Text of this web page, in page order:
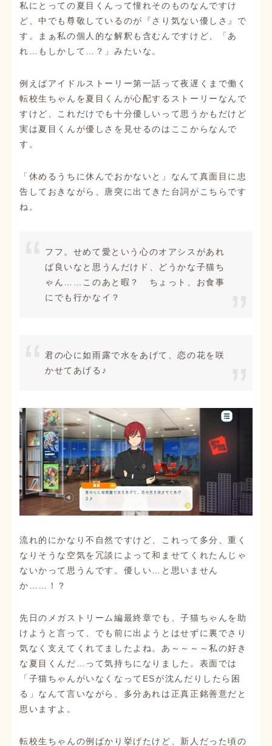
私にとっての夏目くんって憧れそのものなんですけ
ど、中でも尊敬しているのが『さり気ない優しさ』で
す。まぁ私の個人的な解釈も含むんですけど、「あ
れ…もしかして…？」みたいな。
例えばアイドルストーリー第一話って夜遅くまで働く
転校生ちゃんを夏目くんが心配するストーリーなんで
すけど、これだけでも十分優しいって思うかもだけど
実は夏目くんが優しさを見せるのはここからなんで
す。
「休めるうちに休んでおかないと」なんて真面目に忠
告しておきながら、唐突に出てきた台詞がこちらです
ね。
フフ。せめて愛という心のオアシスがあれ
ば良いなと思うんだけド、どうかな子猫ち
ゃん……このあと暇？ ちょっト、お食事
にでも行かなイ？
君の心に如雨露で水をあげて、恋の花を咲
かせてあげる♪
流れ的にかなり不自然ですけど、これって多分、重く
なりそうな空気を冗談によって和ませてくれたんじゃ
ないかって思うんです。優しい…と思いません
か……！？
先日のメガストリーム編最終章でも、子猫ちゃんを助
けようと言って、でも前に出ようとはせずに裏でさり
気なく支えてくれてましたよね。あ～～～～私の好き
な夏目くんだ…って気持ちになりました。表面では
「子猫ちゃんがいなくなってESが沈んだりしたら困
る」なんて言いながら、多分あれは正真正銘善意だと
思いますよ。
転校生ちゃんの例ばかり挙げたけど、新人だった頃の